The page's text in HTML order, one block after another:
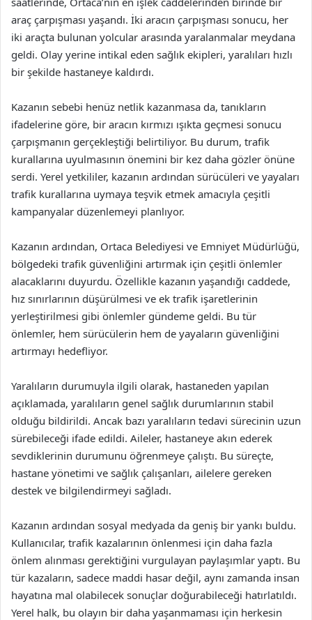
araç çarpışması yaşandı. İki aracın çarpışması sonucu, her
iki araçta bulunan yolcular arasında yaralanmalar meydana
geldi. Olay yerine intikal eden sağlık ekipleri, yaralıları hızlı
bir şekilde hastaneye kaldırdı.
Kazanın sebebi henüz netlik kazanmasa da, tanıkların
ifadelerine göre, bir aracın kırmızı ışıkta geçmesi sonucu
çarpışmanın gerçekleştiği belirtiliyor. Bu durum, trafik
kurallarına uyulmasının önemini bir kez daha gözler önüne
serdi. Yerel yetkililer, kazanın ardından sürücüleri ve yayaları
trafik kurallarına uymaya teşvik etmek amacıyla çeşitli
kampanyalar düzenlemeyi planlıyor.
Kazanın ardından, Ortaca Belediyesi ve Emniyet Müdürlüğü,
bölgedeki trafik güvenliğini artırmak için çeşitli önlemler
alacaklarını duyurdu. Özellikle kazanın yaşandığı caddede,
hız sınırlarının düşürülmesi ve ek trafik işaretlerinin
yerleştirilmesi gibi önlemler gündeme geldi. Bu tür
önlemler, hem sürücülerin hem de yayaların güvenliğini
artırmayı hedefliyor.
Yaralıların durumuyla ilgili olarak, hastaneden yapılan
açıklamada, yaralıların genel sağlık durumlarının stabil
olduğu bildirildi. Ancak bazı yaralıların tedavi sürecinin uzun
sürebileceği ifade edildi. Aileler, hastaneye akın ederek
sevdiklerinin durumunu öğrenmeye çalıştı. Bu süreçte,
hastane yönetimi ve sağlık çalışanları, ailelere gereken
destek ve bilgilendirmeyi sağladı.
Kazanın ardından sosyal medyada da geniş bir yankı buldu.
Kullanıcılar, trafik kazalarının önlenmesi için daha fazla
önlem alınması gerektiğini vurgulayan paylaşımlar yaptı. Bu
tür kazaların, sadece maddi hasar değil, aynı zamanda insan
hayatına mal olabilecek sonuçlar doğurabileceği hatırlatıldı.
Yerel halk, bu olayın bir daha yaşanmaması için herkesin